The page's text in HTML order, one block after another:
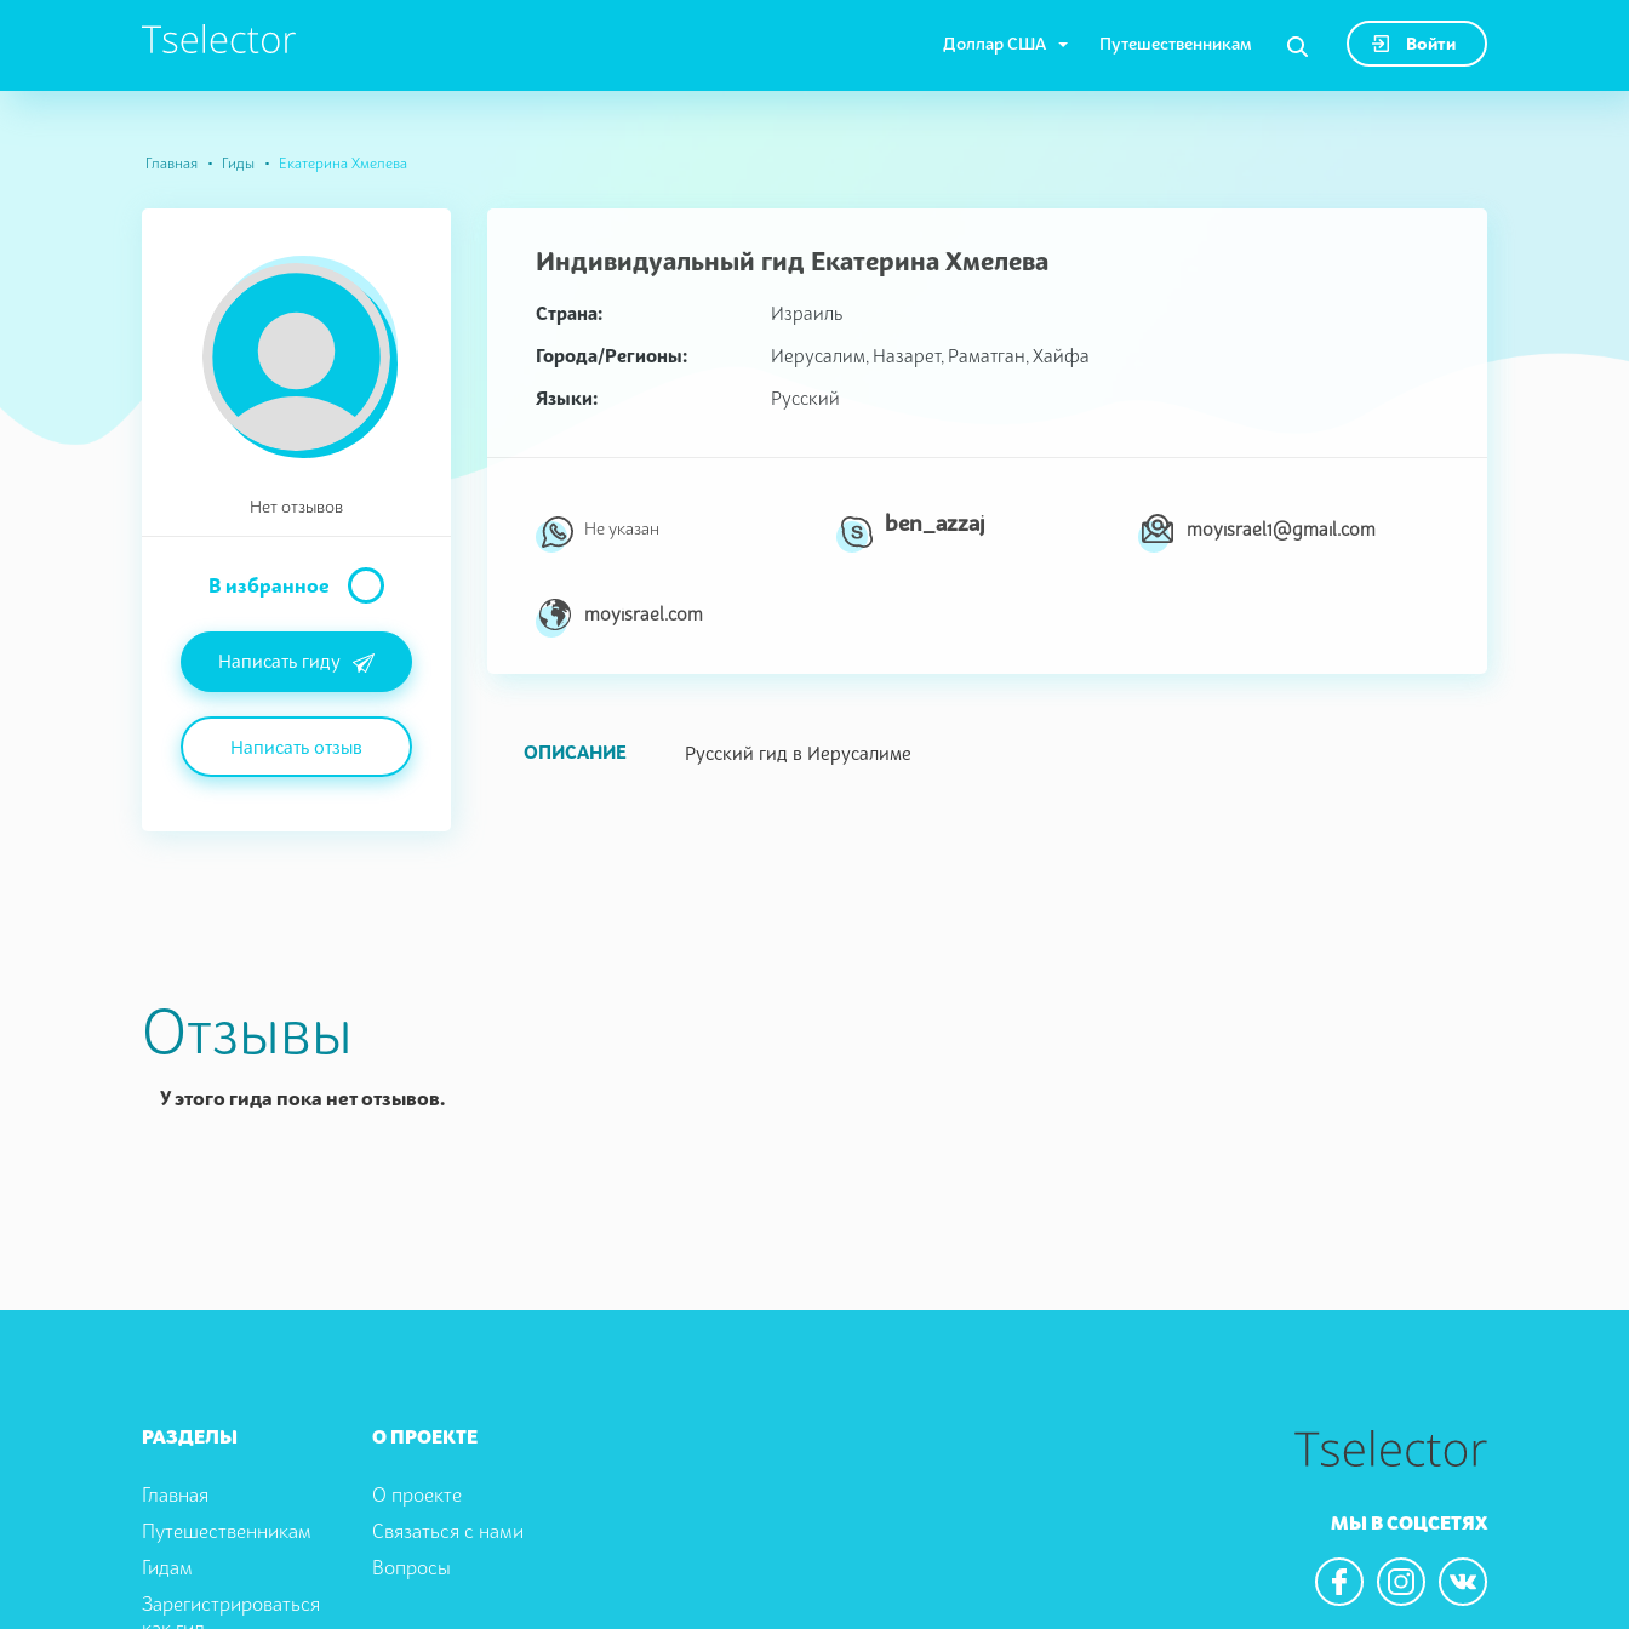
Доллар США Путешественникам Войти
Главная Гиды Екатерина Хмелева
Нет отзывов
В избранное
Написать гиду
Написать отзыв
Индивидуальный гид Екатерина Хмелева
Страна:
Израиль
Города/Регионы:
Иерусалим, Назарет, Раматган, Хайфа
Языки:
Русский
Не указан ben_azzaj moyisrael1@gmail.com
moyisrael.com
ОПИСАНИЕ Русский гид в Иерусалиме
Отзывы
У этого гида пока нет отзывов.
РАЗДЕЛЫ
Главная
Путешественникам
Гидам
Зарегистрироваться
О ПРОЕКТЕ
О проекте
Связаться с нами
Вопросы
МЫ В СОЦСЕТЯХ